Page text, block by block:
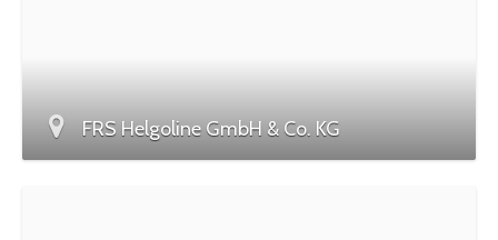
FRS Helgoline GmbH & Co. KG